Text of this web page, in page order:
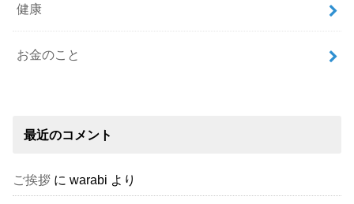
健康
お金のこと
最近のコメント
ご挨拶 にwarabi より